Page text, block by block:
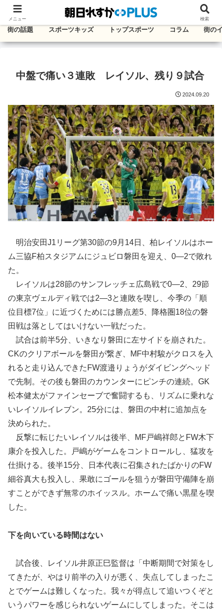
千葉・東葛エリアのタウン情報紙
街の話題 スポーツキッズ トップスポーツ コラム 街の
中盤で痛い３連敗 レイソル、残り９試合
2024.09.20
明治安田J1リーグ第30節の9月14日、柏レイソルはホー
ム三協F柏スタジアムにジュビロ磐田を迎え、0―2で敗れ
た。
レイソルは28節のサンフレッチェ広島戦で0―2、29節
の東京ヴェルディ戦では2―3と連敗を喫し、今季の「順
位目標7位」に近づくためには勝点差5、降格圏18位の磐
田戦は落としてはいけない一戦だった。
試合は前半5分、いきなり磐田に左サイドを崩された。
CKのクリアボールを磐田が繋ぎ、MF中村駿がクロスを入
れると走り込んできたFW渡邉りょうがダイビングヘッド
で先制。その後も磐田のカウンターにピンチの連続。GK
松本健太がファインセーブで奮闘するも、リズムに乗れな
いレイソルイレブン。25分には、磐田の中村に追加点を
決められた。
反撃に転じたいレイソルは後半、MF戸嶋祥郎とFW木下
康介を投入した。戸嶋がゲームをコントロールし、猛攻を
仕掛ける。後半15分、日本代表に召集されたばかりのFW
細谷真大も投入し、果敢にゴールを狙うが磐田守備陣を崩
すことができず無常のホイッスル。ホームで痛い黒星を喫
した。
下を向いている時間はない
試合後、レイソル井原正巳監督は「中断期間で対策をし
てきたが、やはり前半の入りが悪く、失点してしまったこ
とでゲームは難しくなった。我々が得点して追いつくぞと
いうパワーを感じられないゲームにしてしまった。そこは
メニュー 検索